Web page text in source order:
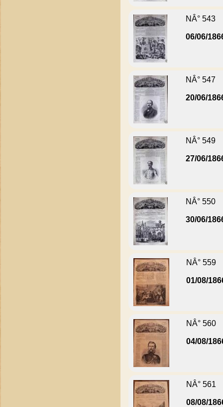
NÂ° 543
06/06/
NÂ° 547
20/06/
NÂ° 549
27/06/
NÂ° 550
30/06/
NÂ° 559
01/08/
NÂ° 560
04/08/
NÂ° 561
08/08/